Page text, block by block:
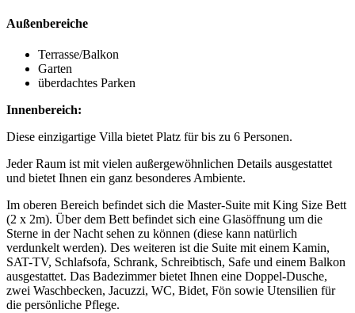
Außenbereiche
Terrasse/Balkon
Garten
überdachtes Parken
Innenbereich:
Diese einzigartige Villa bietet Platz für bis zu 6 Personen.
Jeder Raum ist mit vielen außergewöhnlichen Details ausgestattet
und bietet Ihnen ein ganz besonderes Ambiente.
Im oberen Bereich befindet sich die Master-Suite mit King Size Bett
(2 x 2m). Über dem Bett befindet sich eine Glasöffnung um die
Sterne in der Nacht sehen zu können (diese kann natürlich
verdunkelt werden). Des weiteren ist die Suite mit einem Kamin,
SAT-TV, Schlafsofa, Schrank, Schreibtisch, Safe und einem Balkon
ausgestattet. Das Badezimmer bietet Ihnen eine Doppel-Dusche,
zwei Waschbecken, Jacuzzi, WC, Bidet, Fön sowie Utensilien für
die persönliche Pflege.